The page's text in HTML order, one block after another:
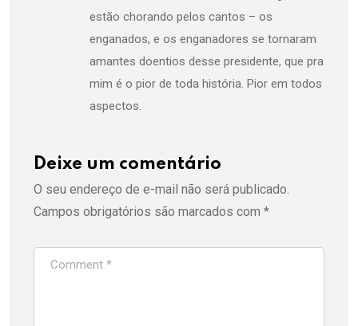
estão chorando pelos cantos – os
enganados, e os enganadores se tornaram
amantes doentios desse presidente, que pra
mim é o pior de toda história. Pior em todos
aspectos.
Deixe um comentário
O seu endereço de e-mail não será publicado.
Campos obrigatórios são marcados com *